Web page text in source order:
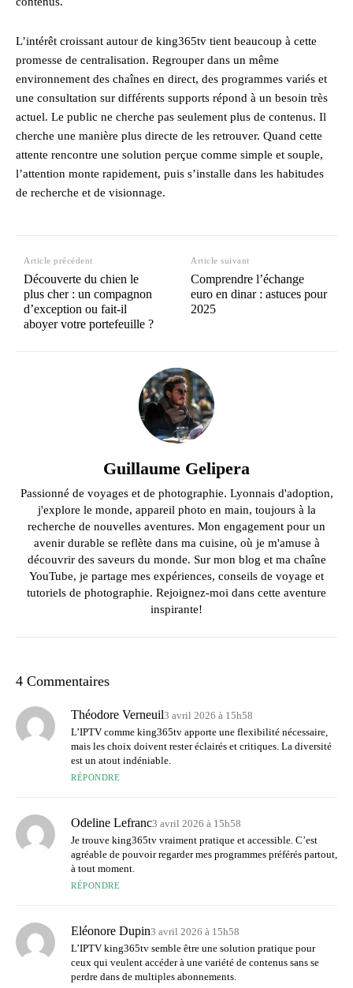
L’intérêt croissant autour de king365tv tient beaucoup à cette
promesse de centralisation. Regrouper dans un même
environnement des chaînes en direct, des programmes variés et
une consultation sur différents supports répond à un besoin très
actuel. Le public ne cherche pas seulement plus de contenus. Il
cherche une manière plus directe de les retrouver. Quand cette
attente rencontre une solution perçue comme simple et souple,
l’attention monte rapidement, puis s’installe dans les habitudes
de recherche et de visionnage.
Article précédent
Découverte du chien le
plus cher : un compagnon
d’exception ou fait-il
aboyer votre portefeuille ?
Article suivant
Comprendre l’échange
euro en dinar : astuces pour
2025
Guillaume Gelipera
Passionné de voyages et de photographie. Lyonnais d'adoption,
j'explore le monde, appareil photo en main, toujours à la
recherche de nouvelles aventures. Mon engagement pour un
avenir durable se reflète dans ma cuisine, où je m'amuse à
découvrir des saveurs du monde. Sur mon blog et ma chaîne
YouTube, je partage mes expériences, conseils de voyage et
tutoriels de photographie. Rejoignez-moi dans cette aventure
inspirante!
4 Commentaires
Théodore Verneuil3 avril 2026 à 15h58
L’IPTV comme king365tv apporte une flexibilité nécessaire,
mais les choix doivent rester éclairés et critiques. La diversité
est un atout indéniable.
RÉPONDRE
Odeline Lefranc3 avril 2026 à 15h58
Je trouve king365tv vraiment pratique et accessible. C’est
agréable de pouvoir regarder mes programmes préférés partout,
à tout moment.
RÉPONDRE
Eléonore Dupin3 avril 2026 à 15h58
L’IPTV king365tv semble être une solution pratique pour
ceux qui veulent accéder à une variété de contenus sans se
perdre dans de multiples abonnements.